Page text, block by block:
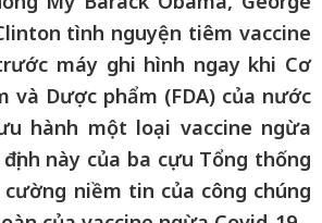
tình nguyện tiêm vaccine
máy ghi hình ngay khi Cơ
và Dược phẩm (FDA) của nước
hành một loại vaccine ngừa
này của ba cựu Tổng thống
niềm tin của công chúng